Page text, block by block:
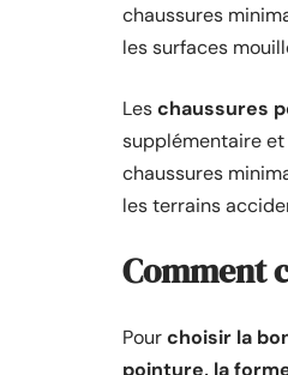
chaussures
les surfaces
Leschaussures
supplémentaire et
chaussures
les terrains
Comment
Pourchoisir la
pointure, la